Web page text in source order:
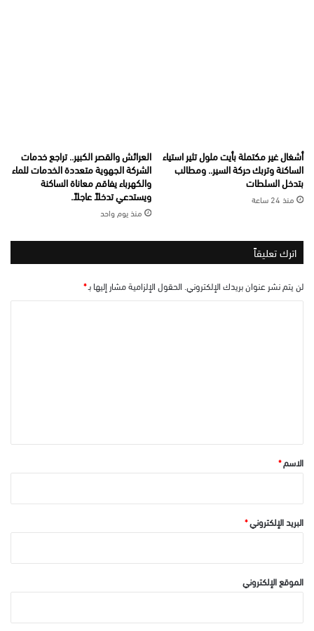
أشغال غير مكتملة بأيت ملول تثير استياء
الساكنة وتربك حركة السير.. ومطالب
بتدخل السلطات
منذ 24 ساعة
العرائش والقصر الكبير.. تراجع خدمات
الشركة الجهوية متعددة الخدمات للماء
والكهرباء يفاقم معاناة الساكنة
ويستدعي تدخلاً عاجلاً.
منذ يوم واحد
اترك تعليقاً
لن يتم نشر عنوان بريدك الإلكتروني. الحقول الإلزامية مشار إليها بـ*
*الاسم*
البريد الإلكتروني*
الموقع الإلكتروني